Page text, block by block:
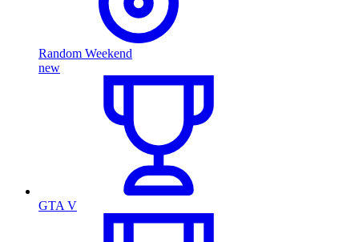
Random Weekend
new
GTA V